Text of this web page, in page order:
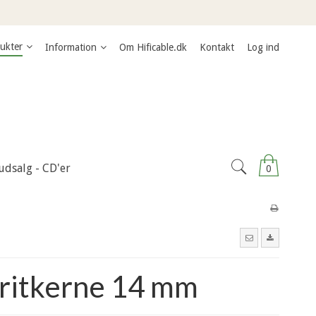
Information Om Hificable.dk Kontakt Log ind
0
- CD'er
14 mm